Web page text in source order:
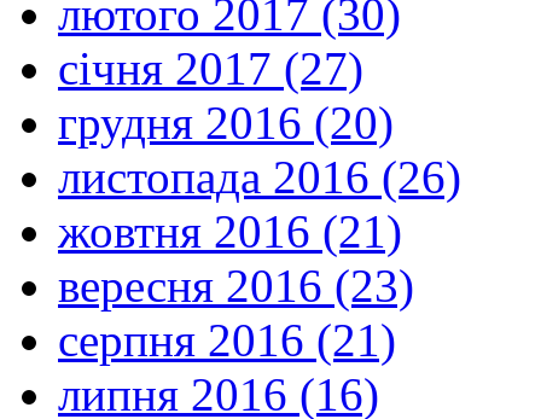
лютого 2017 (30)
січня 2017 (27)
грудня 2016 (20)
листопада 2016 (26)
жовтня 2016 (21)
вересня 2016 (23)
серпня 2016 (21)
липня 2016 (16)